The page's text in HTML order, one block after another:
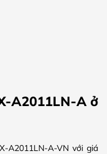
A2011LN-A ở
A2011LN-A-VN với giá